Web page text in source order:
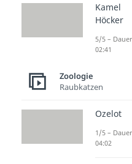
Kamel
Höcker
5/5 –
02:41
Zoologie
Raubkatzen
Ozelot
1/5 –
04:02